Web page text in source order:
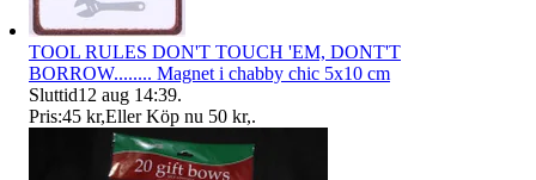
TOOL RULES DON'T TOUCH 'EM, DONT'T
BORROW........ Magnet i chabby chic 5x10 cm
Sluttid12 aug 14:39.
Pris:45 kr,Eller Köp nu 50 kr,.